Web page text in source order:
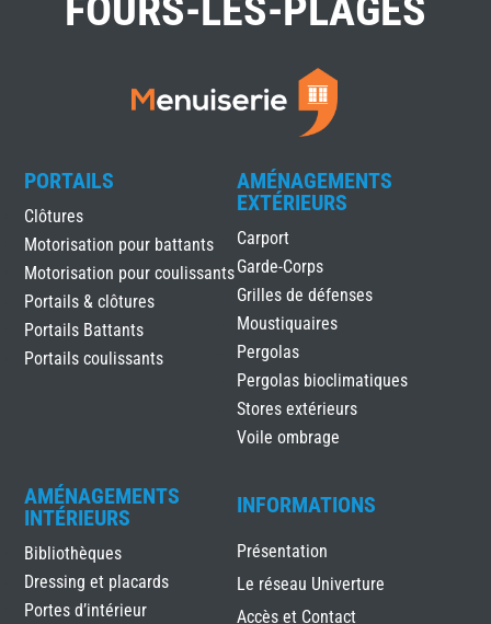
FOURS-LES-PLAGES
PORTAILS
Clôtures
Motorisation pour battants
Motorisation pour coulissants
Portails & clôtures
Portails Battants
Portails coulissants
AMÉNAGEMENTS
EXTÉRIEURS
Carport
Garde-Corps
Grilles de défenses
Moustiquaires
Pergolas
Pergolas bioclimatiques
Stores extérieurs
Voile ombrage
AMÉNAGEMENTS
INTÉRIEURS
Bibliothèques
Dressing et placards
Portes d’intérieur
INFORMATIONS
Présentation
Le réseau Univerture
Accès et Contact